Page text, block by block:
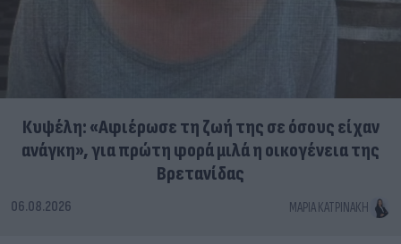
Κυψέλη: «Αφιέρωσε τη ζωή της σε όσους είχαν
ανάγκη», για πρώτη φορά μιλά η οικογένεια της
Βρετανίδας
06.08.2026 ΜΑΡΊΑ ΚΑΤΡΙΝΆΚΗ